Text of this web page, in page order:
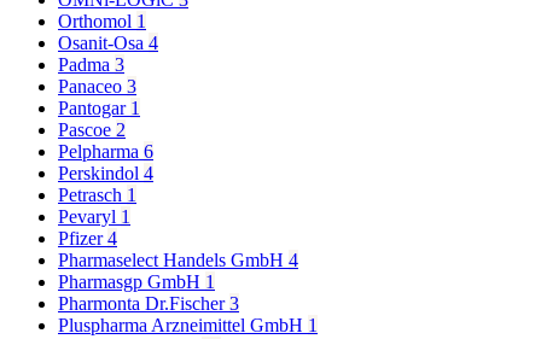
Orthomol 1
Osanit-Osa 4
Padma 3
Panaceo 3
Pantogar 1
Pascoe 2
Pelpharma 6
Perskindol 4
Petrasch 1
Pevaryl 1
Pfizer4
Pharmaselect Handels GmbH 4
Pharmasgp GmbH 1
Pharmonta Dr.Fischer3
Pluspharma Arzneimittel GmbH 1